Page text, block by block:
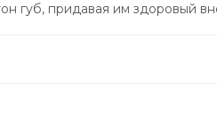
губ, придавая им здоровый